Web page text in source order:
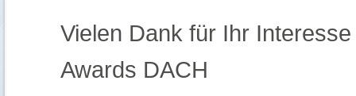
Vielen Dank für Ihr
Awards DACH